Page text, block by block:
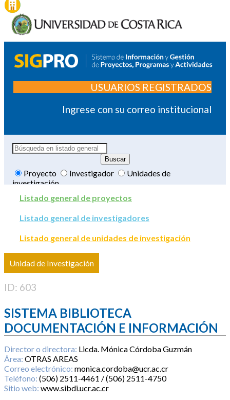
USUARIOS REGISTRADOS
Ingrese con su correo institucional
Proyecto Investigador
Unidades de
investigación
Listado general de proyectos
Listado general de investigadores
Listado general de unidades de investigación
Unidad de Investigación
ID: 603
SISTEMA BIBLIOTECA
DOCUMENTACIÓN E INFORMACIÓN
Director o directora: Licda. Mónica Córdoba Guzmán
Área: OTRAS AREAS
Correo electrónico: monica.cordoba@ucr.ac.cr
Teléfono: (506) 2511-4461 / (506) 2511-4750
Sitio web: www.sibdi.ucr.ac.cr